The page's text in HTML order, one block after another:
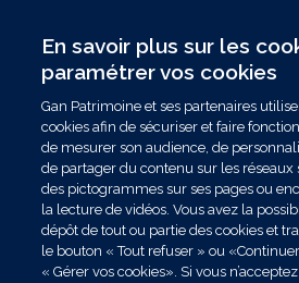
En savoir plus sur les
paramétrer vos cookies
Gan Patrimoine et ses partenaires
cookies afin de sécuriser et faire
de mesurer son audience, de
de partager du contenu sur les réseaux
des pictogrammes sur ses pages ou
la lecture de vidéos. Vous avez la
dépôt de tout ou partie des cookies et
le bouton « Tout refuser » ou
« Gérer vos cookies». Si vous